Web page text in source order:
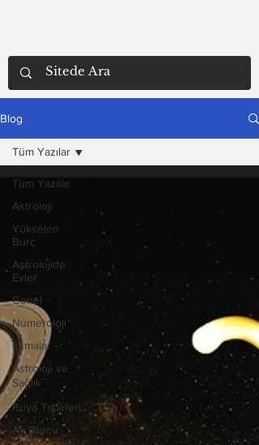
Blog
Tüm Yazılar
Astroloji
Yükselen
Burç
Astrolojide
Evler
Genel
Numeroloji
Esmalar
Astroloji ve
Sağlık
Rüya Tabirleri
Ay Burcu
Tüm Yazılar